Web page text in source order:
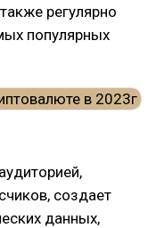
регулярно
популярных
создает
данных,